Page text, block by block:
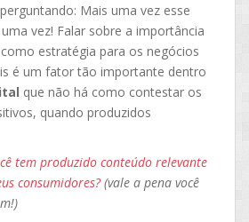
Mais uma vez esse
vez! Falar sobre a importância
como estratégia para os negócios
é um fator tão importante dentro
que não há como contestar os
quando produzidos
tem produzido conteúdo relevante
consumidores?(vale a pena você